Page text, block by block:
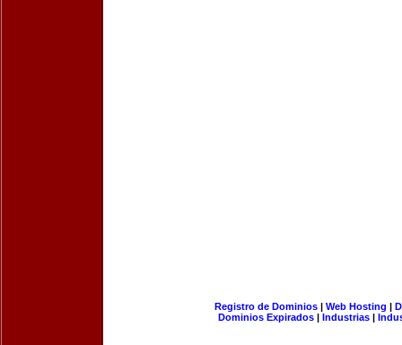
Registro de Dominios| Web Hosting |
Dominios Expirados | Industrias |